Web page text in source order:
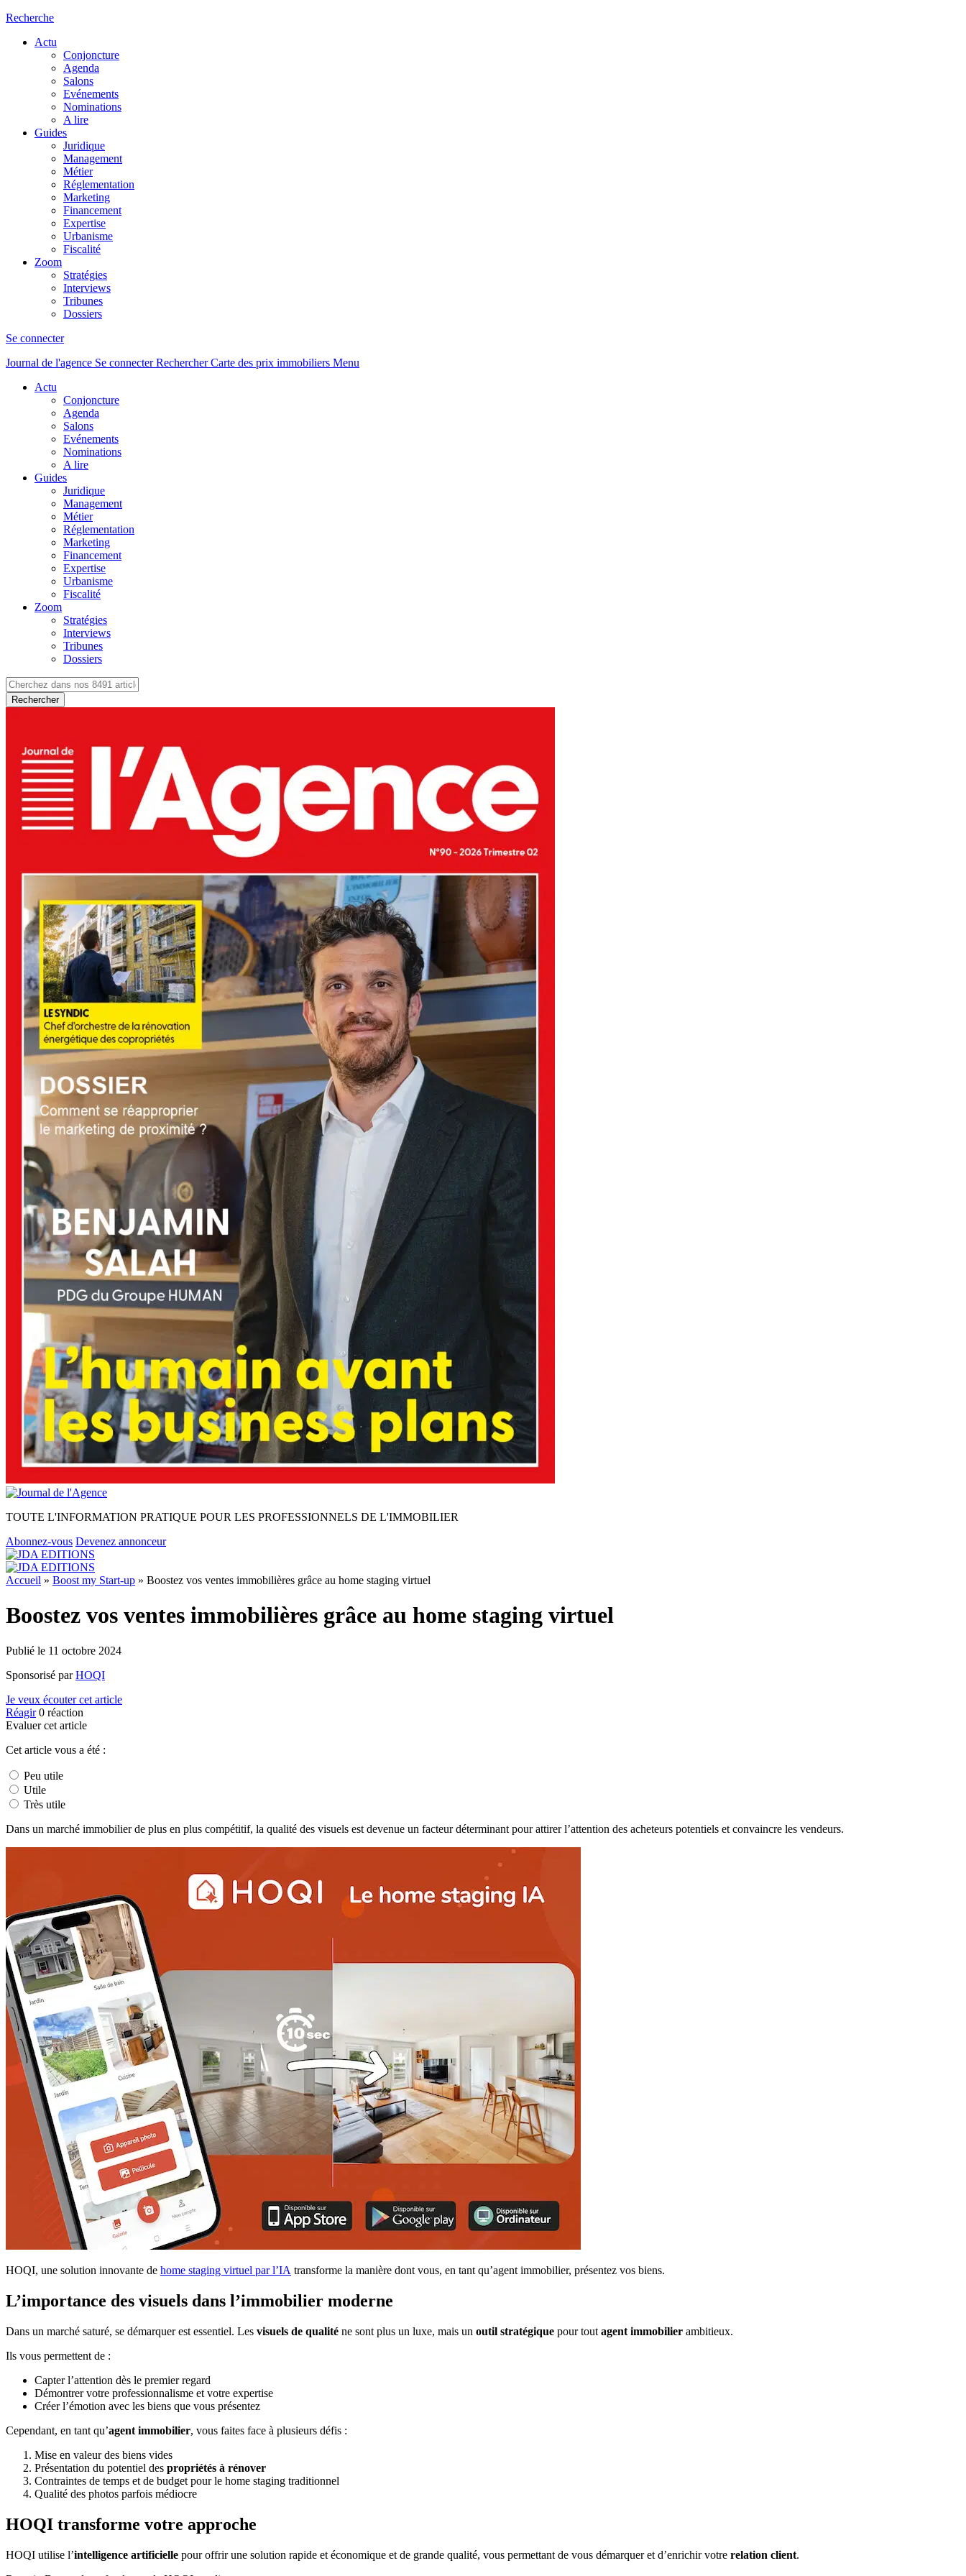
Recherche
Actu
Conjoncture
Agenda
Salons
Evénements
Nominations
A lire
Guides
Juridique
Management
Métier
Réglementation
Marketing
Financement
Expertise
Urbanisme
Fiscalité
Zoom
Stratégies
Interviews
Tribunes
Dossiers
Se connecter
Journal de l'agence Se connecterRechercher Carte des prix immobiliers Menu
Actu
Conjoncture
Agenda
Salons
Evénements
Nominations
A lire
Guides
Juridique
Management
Métier
Réglementation
Marketing
Financement
Expertise
Urbanisme
Fiscalité
Zoom
Stratégies
Interviews
Tribunes
Dossiers
Rechercher
TOUTE L'INFORMATION PRATIQUE POUR LES PROFESSIONNELS DE L'IMMOBILIER
Abonnez-vous Devenez annonceur
Accueil » Boost my Start-up » Boostez vos ventes immobilières grâce au home staging virtuel
Boostez vos ventes immobilières grâce au home staging virtuel
Publié le 11 octobre 2024
Sponsorisé parHOQI
Je veux écouter cet article
Réagir 0 réaction
Evaluer cet article
Cet article vous a été :
Peu utile
Utile
Très utile
Dans un marché immobilier de plus en plus compétitif, la qualité des visuels est devenue un facteur déterminant pour attirer l’attention des acheteurs potentiels et convaincre les vendeurs.
HOQI, une solution innovante de home staging virtuel par l’IA transforme la manière dont vous, en tant qu’agent immobilier, présentez vos biens.
L’importance des visuels dans l’immobilier moderne
Dans un marché saturé, se démarquer est essentiel. Les visuels de qualité ne sont plus un luxe, mais un outil stratégique pour tout agent immobilier ambitieux.
Ils vous permettent de :
Capter l’attention dès le premier regard
Démontrer votre professionnalisme et votre expertise
Créer l’émotion avec les biens que vous présentez
Cependant, en tant qu’agent immobilier, vous faites face à plusieurs défis :
Mise en valeur des biens vides
Présentation du potentiel des propriétés à rénover
Contraintes de temps et de budget pour le home staging traditionnel
Qualité des photos parfois médiocre
HOQI transforme votre approche
HOQI utilise l’intelligence artificielle pour offrir une solution rapide et économique et de grande qualité, vous permettant de vous démarquer et d’enrichir votre relation client.